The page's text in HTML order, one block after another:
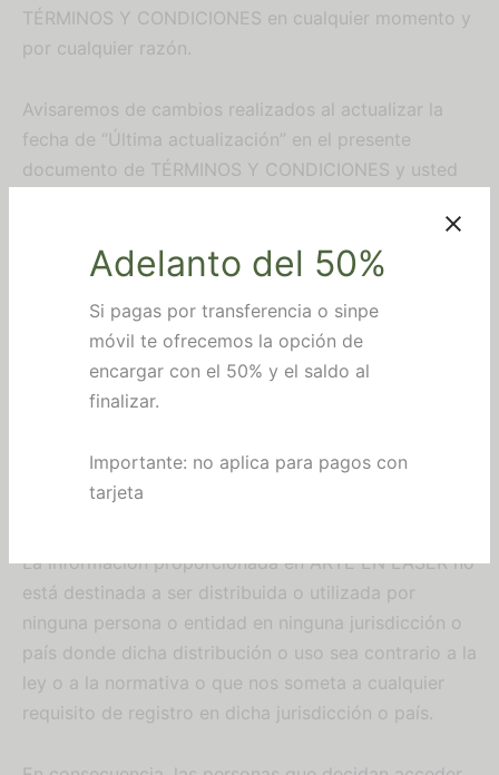
TÉRMINOS Y CONDICIONES en cualquier momento y
por cualquier razón.
Avisaremos de cambios realizados al actualizar la
fecha de “Última actualización” en el presente
documento de TÉRMINOS Y CONDICIONES y usted
manera periódica estos TÉRMINOS Y CONDICIONES
y así estar al tanto de las actualizaciones. Usted está
sujeto a los cambios y se considerará que tiene
conocimiento de los mismos y que han sido
LÁSER a partir de la fecha de publicación de dichas
condiciones revisadas.
La información proporcionada en ARTE EN LÁSER no
está destinada a ser distribuida o utilizada por
ninguna persona o entidad en ninguna jurisdicción o
país donde dicha distribución o uso sea contrario a la
ley o a la normativa o que nos someta a cualquier
requisito de registro en dicha jurisdicción o país.